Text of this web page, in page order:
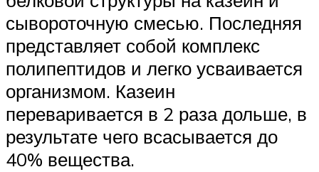
сывороточную смесью. Последняя
представляет собой комплекс
полипептидов и легко усваивается
организмом. Казеин
переваривается в 2 раза дольше, в
результате чего всасывается до
40% вещества.